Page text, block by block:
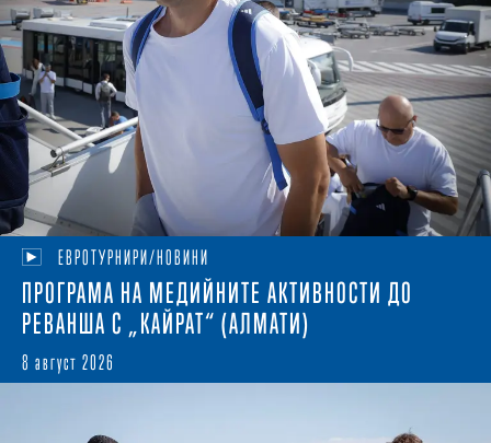
ЕВРОТУРНИРИ/НОВИНИ
ПРОГРАМА НА МЕДИЙНИТЕ АКТИВНОСТИ ДО
РЕВАНША С „КАЙРАТ“ (АЛМАТИ)
8 август 2026